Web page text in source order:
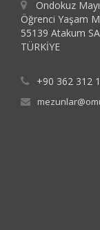
Ondokuz
Öğrenci Yaşam
55139 Atakum
TÜRKİYE
+90 362 312